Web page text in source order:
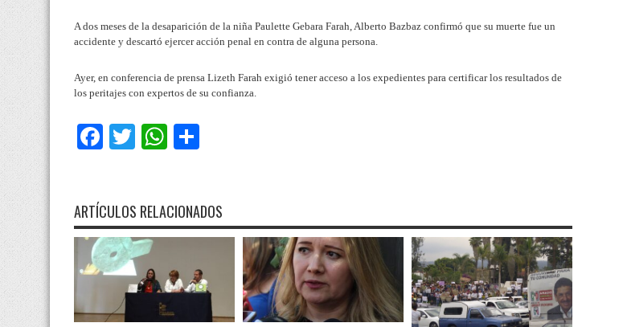
A dos meses de la desaparición de la niña Paulette Gebara Farah, Alberto Bazbaz confirmó que su muerte fue un
accidente y descartó ejercer acción penal en contra de alguna persona.
Ayer, en conferencia de prensa Lizeth Farah exigió tener acceso a los expedientes para certificar los resultados de
los peritajes con expertos de su confianza.
Facebook
TwitterWhatsApp
ARTÍCULOS RELACIONADOS